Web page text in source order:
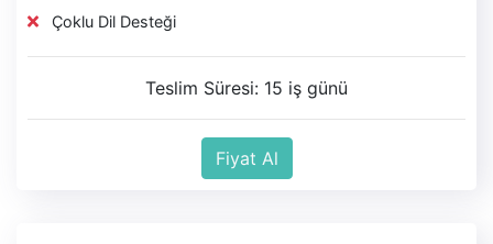
Çoklu Dil Desteği
Teslim Süresi: 15 iş günü
Fiyat Al